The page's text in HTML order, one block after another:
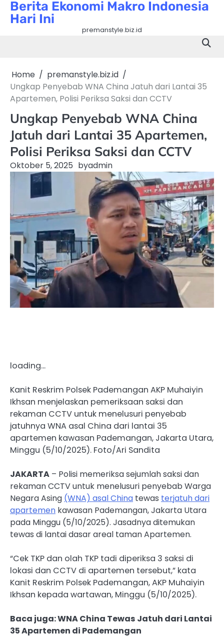
SkipBerita Ekonomi Makro Indonesia
Hari Ini
premanstyle.biz.id
Home
premanstyle.biz.id
Ungkap Penyebab WNA China Jatuh dari Lantai 35
Apartemen, Polisi Periksa Saksi dan CCTV
Ungkap Penyebab WNA China
Jatuh dari Lantai 35 Apartemen,
Polisi Periksa Saksi dan CCTV
Oktober 5, 2025 byadmin
loading…
Kanit Reskrim Polsek Pademangan AKP Muhaiyin
Ikhsan menjelaskan pemeriksaan saksi dan
rekaman CCTV untuk menelusuri penyebab
jatuhnya WNA asal China dari lantai 35
apartemen kawasan Pademangan, Jakarta Utara,
Minggu (5/10/2025). Foto/Ari Sandita
JAKARTA – Polisi memeriksa sejumlah saksi dan
rekaman CCTV untuk menelusuri penyebab Warga
Negara Asing (WNA) asal China tewas terjatuh dari
apartemen kawasan Pademangan, Jakarta Utara
pada Minggu (5/10/2025). Jasadnya ditemukan
tewas di lantai dasar areal taman Apartemen.
“Cek TKP dan olah TKP tadi diperiksa 3 saksi di
lokasi dan CCTV di apartemen tersebut,” kata
Kanit Reskrim Polsek Pademangan, AKP Muhaiyin
Ikhsan kepada wartawan, Minggu (5/10/2025).
Baca juga: WNA China Tewas Jatuh dari Lantai
35 Apartemen di Pademangan